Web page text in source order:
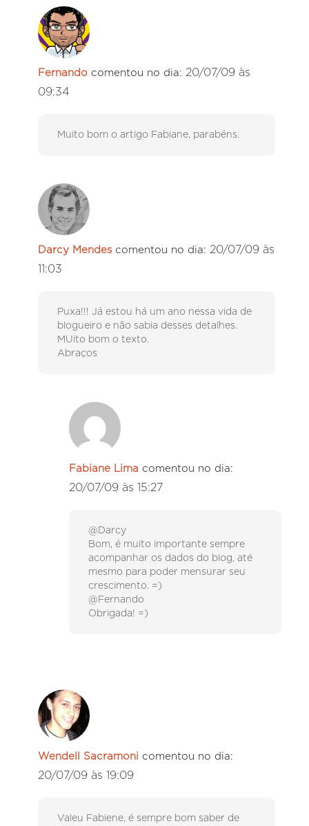
Fernando comentou no dia: 20/07/09 às
09:34
Muito bom o artigo Fabiane, parabéns.
Darcy Mendes comentou no dia: 20/07/09 às
11:03
Puxa!!! Já estou há um ano nessa vida de
blogueiro e não sabia desses detalhes.
MUito bom o texto.
Abraços
Fabiane Lima comentou no dia:
20/07/09 às 15:27
@Darcy
Bom, é muito importante sempre
acompanhar os dados do blog, até
mesmo para poder mensurar seu
crescimento. =)
@Fernando
Obrigada! =)
Wendell Sacramoni comentou no dia:
20/07/09 às 19:09
Valeu Fabiene, é sempre bom saber de